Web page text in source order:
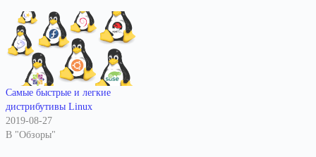
Самые быстрые и легкие
дистрибутивы Linux
2019-08-27
В "Обзоры"